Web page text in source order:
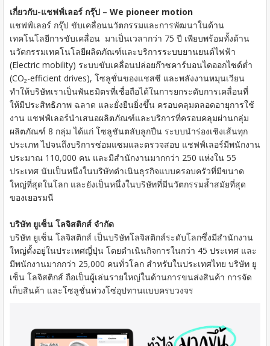
เกี่ยวกับ-แชฟฟ์เลอร์ กรุ๊ป – We pioneer motion
แชฟฟ์เลอร์ กรุ๊ป ขับเคลื่อนนวัตกรรมและการพัฒนาในด้าน
เทคโนโลยีการขับเคลื่อน มาเป็นเวลากว่า 75 ปี เพียบพร้อมทั้งด้าน
นวัตกรรมเทคโนโลยีผลิตภัณฑ์และบริการระบบยานยนต์ไฟฟ้า
(Electric mobility) ระบบขับเคลื่อนปล่อยก๊าซคาร์บอนไดออกไซด์ต่ำ
(CO₂-efficient drives), โซลูชั่นของแชสซี และพลังงานหมุนเวียน
ทำให้บริษัทเราเป็นพันธมิตรที่เชื่อถือได้ในการยกระดับการเคลื่อนที่
ให้มีประสิทธิภาพ ฉลาด และยั่งยืนยิ่งขึ้น ครอบคลุมตลอดอายุการใช้
งาน แชฟฟ์เลอร์นำเสนอผลิตภัณฑ์และบริการที่ครอบคลุมผ่านกลุ่ม
ผลิตภัณฑ์ 8 กลุ่ม ได้แก่ โซลูชันตลับลูกปืน ระบบนำร่องเชิงเส้นทุก
ประเภท ไปจนถึงบริการซ่อมแซมและตรวจสอบ แชฟฟ์เลอร์มีพนักงาน
ประมาณ 110,000 คน และมีสำนักงานมากกว่า 250 แห่งใน 55
ประเทศ นับเป็นหนึ่งในบริษัทดำเนินธุรกิจแบบครอบครัวที่มีขนาด
ใหญ่ที่สุดในโลก และยังเป็นหนึ่งในบริษัทที่มีนวัตกรรมล้ำสมัยที่สุด
ของเยอรมนี
บริษัท ยูเซ็น โลจิสติกส์ จำกัด
บริษัท ยูเซ็น โลจิสติกส์ เป็นบริษัทโลจิสติกส์ระดับโลกซึ่งมีสำนักงาน
ใหญ่ตั้งอยู่ในประเทศญี่ปุ่น โดยดำเนินกิจการในกว่า 45 ประเทศ และ
มีพนักงานมากกว่า 25,000 คนทั่วโลก สำหรับในประเทศไทย บริษัท ยู
เซ็น โลจิสติกส์ ถือเป็นผู้เล่นรายใหญ่ในด้านการขนส่งสินค้า การจัด
เก็บสินค้า และโซลูชั่นห่วงโซ่อุปทานแบบครบวงจร